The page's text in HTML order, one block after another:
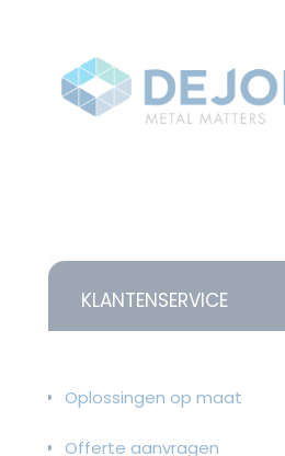
KLANTENSERVICE
Oplossingen op maat
Offerte aanvragen